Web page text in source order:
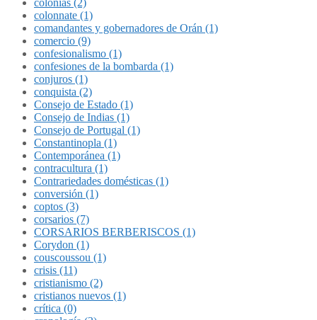
colonias (2)
colonnate (1)
comandantes y gobernadores de Orán (1)
comercio (9)
confesionalismo (1)
confesiones de la bombarda (1)
conjuros (1)
conquista (2)
Consejo de Estado (1)
Consejo de Indias (1)
Consejo de Portugal (1)
Constantinopla (1)
Contemporánea (1)
contracultura (1)
Contrariedades domésticas (1)
conversión (1)
coptos (3)
corsarios (7)
CORSARIOS BERBERISCOS (1)
Corydon (1)
couscoussou (1)
crisis (11)
cristianismo (2)
cristianos nuevos (1)
crítica (0)